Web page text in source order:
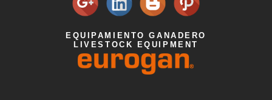
EQUIPAMIENTO GANADERO
LIVESTOCK EQUIPMENT